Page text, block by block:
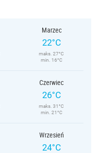
Marzec
22°C
maks. 27°C
min. 16°C
Czerwiec
26°C
maks. 31°C
min. 21°C
Wrzesień
24°C